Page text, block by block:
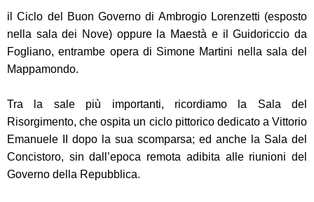
il Ciclo del Buon Governo di Ambrogio Lorenzetti (esposto
nella sala dei Nove) oppure la Maestà e il Guidoriccio da
Fogliano, entrambe opera di Simone Martini nella sala del
Mappamondo.
Tra la sale più importanti, ricordiamo la Sala del
Risorgimento, che ospita un ciclo pittorico dedicato a Vittorio
Emanuele II dopo la sua scomparsa; ed anche la Sala del
Concistoro, sin dall’epoca remota adibita alle riunioni del
Governo della Repubblica.